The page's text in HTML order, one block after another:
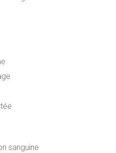
sanguine